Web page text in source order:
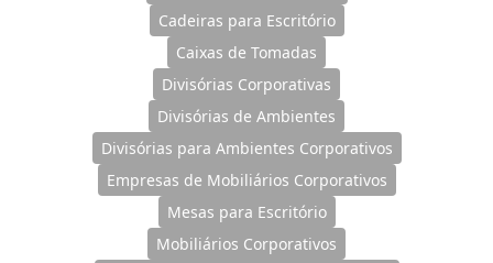
Cadeiras para Escritório
Caixas de Tomadas
Divisórias Corporativas
Divisórias de Ambientes
Divisórias para Ambientes Corporativos
Empresas de Mobiliários Corporativos
Mesas para Escritório
Mobiliários Corporativos